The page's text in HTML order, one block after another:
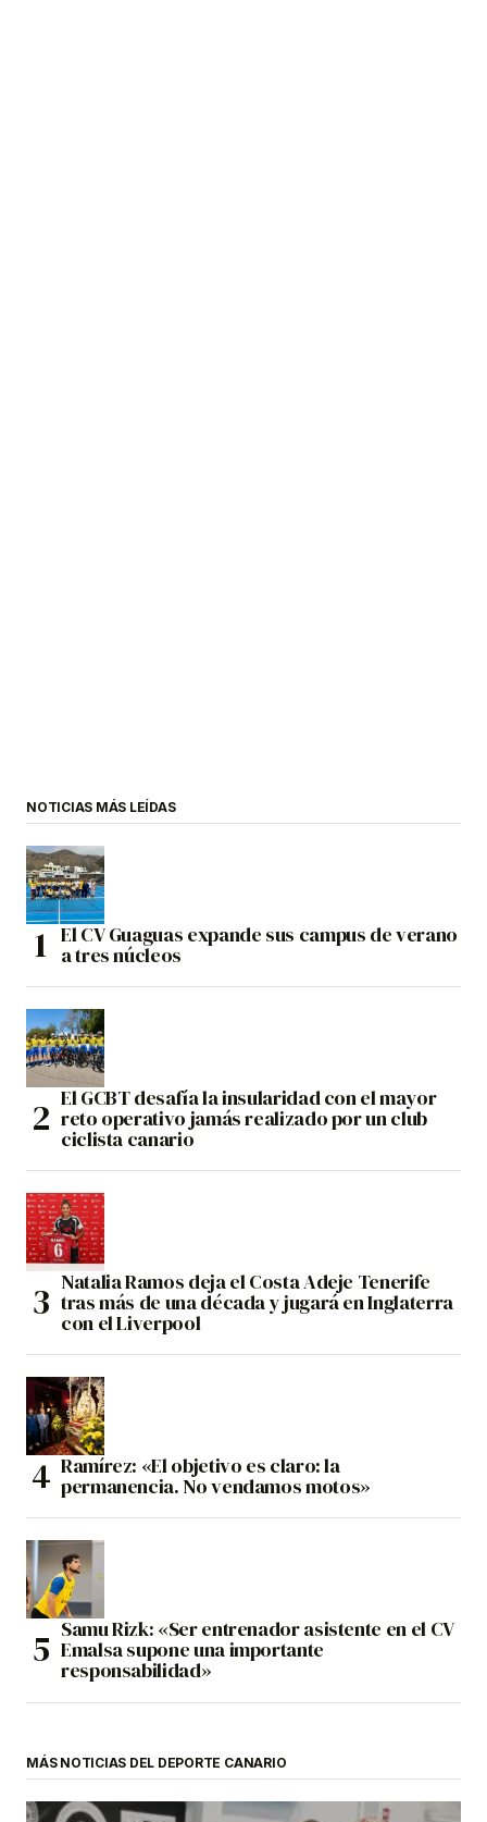
NOTICIAS MÁS LEÍDAS
El CV Guaguas expande sus campus de verano
a tres núcleos
El GCBT desafía la insularidad con el mayor
reto operativo jamás realizado por un club
ciclista canario
Natalia Ramos deja el Costa Adeje Tenerife
tras más de una década y jugará en Inglaterra
con el Liverpool
Ramírez: «El objetivo es claro: la
permanencia. No vendamos motos»
Samu Rizk: «Ser entrenador asistente en el CV
Emalsa supone una importante
responsabilidad»
MÁS NOTICIAS DEL DEPORTE CANARIO